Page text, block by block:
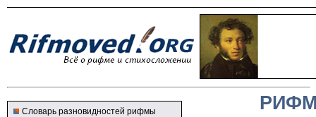
Словарь разновидностей рифмы